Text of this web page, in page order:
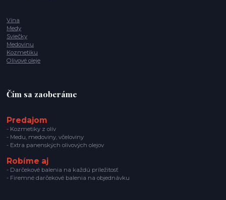
Vína
Medy
Sviečky
Medovinu
Kozmetiku
Olivové oleje
Čím sa zaoberáme
Predajom
- Kozmetiky z olív
- Medu, medoviny, včeloviny
- Extra panenských olivových olejov
Robíme aj
- Darčekové balenia na každú príležitosť
- Firemné darčekové balenia na objednávku